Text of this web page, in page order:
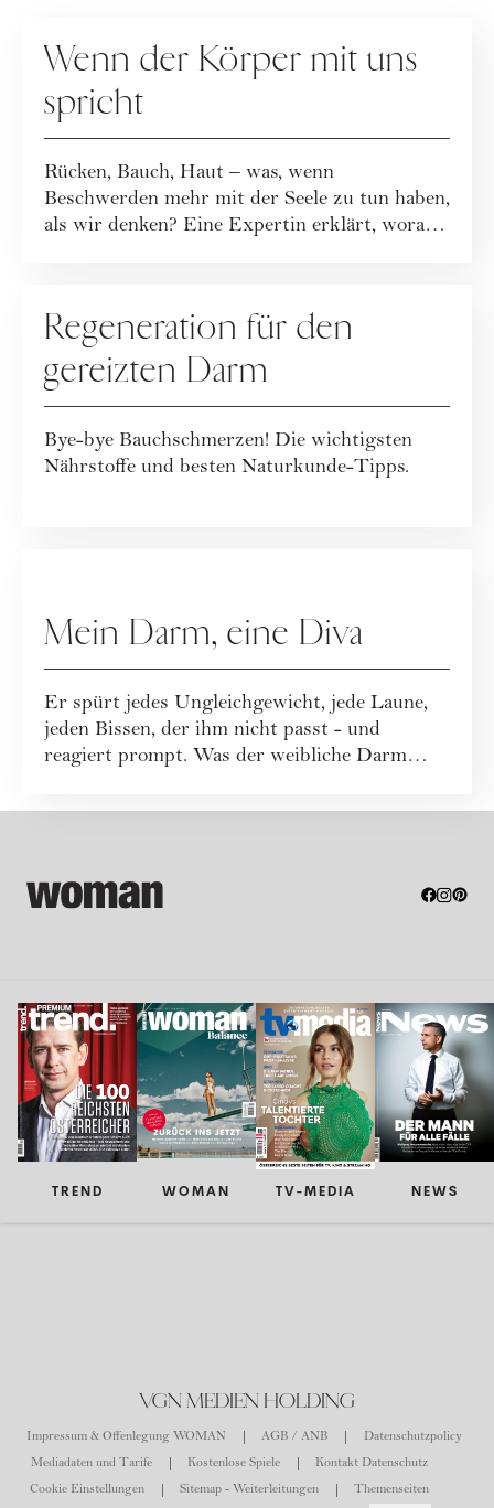
Wenn der Körper mit uns
spricht
Rücken, Bauch, Haut – was, wenn
Beschwerden mehr mit der Seele zu tun haben,
als wir denken? Eine Expertin erklärt, worauf
Regeneration für den
gereizten Darm
Bye-bye Bauchschmerzen! Die wichtigsten
Nährstoffe und besten Naturkunde-Tipps.
Mein Darm, eine Diva
Er spürt jedes Ungleichgewicht, jede Laune,
jeden Bissen, der ihm nicht passt - und
reagiert prompt. Was der weibliche Darm
TREND WOMAN TV-MEDIA NEWS
VGN MEDIEN HOLDING
Impressum & Offenlegung WOMAN AGB / ANB
Datenschutzpolicy
Mediadaten und Tarife
Kostenlose Spiele
Kontakt Datenschutz
Cookie Einstellungen
Sitemap - Weiterleitungen Themenseiten